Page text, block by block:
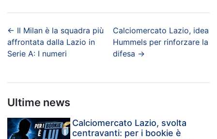
← Il Milan è la squadra più
affrontata dalla Lazio in
Serie A: I numeri
Calciomercato Lazio, idea
Hummels per rinforzare la
difesa →
Ultime news
Calciomercato Lazio, svolta
centravanti: per i bookie è